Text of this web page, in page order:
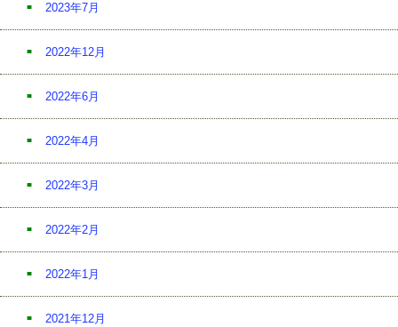
2023年7月
2022年12月
2022年6月
2022年4月
2022年3月
2022年2月
2022年1月
2021年12月